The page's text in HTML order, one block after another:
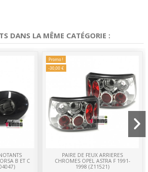
DANS LA MÊME CATÉGORIE :
B ET C
Promo !
-30,00 €
PAIRE DE FEUX ARRIERES
CHROMES OPEL ASTRA F 1991-
1998 (Z11521)